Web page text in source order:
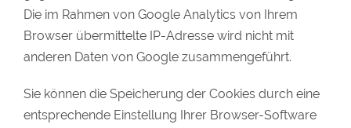
Die im Rahmen von Google Analytics von Ihrem
Browser übermittelte IP-Adresse wird nicht mit
anderen Daten von Google zusammengeführt.
Sie können die Speicherung der Cookies durch eine
entsprechende Einstellung Ihrer Browser-Software